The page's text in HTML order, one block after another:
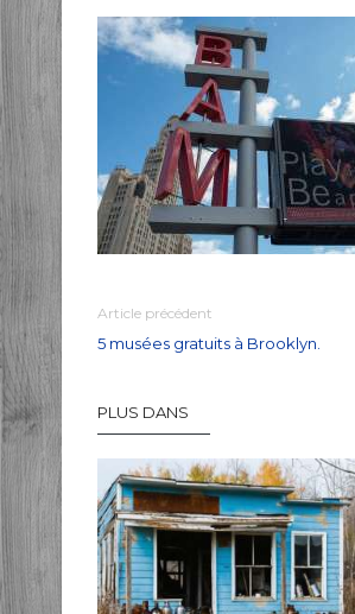
Article précédent
5 musées gratuits à Brooklyn.
PLUS DANS